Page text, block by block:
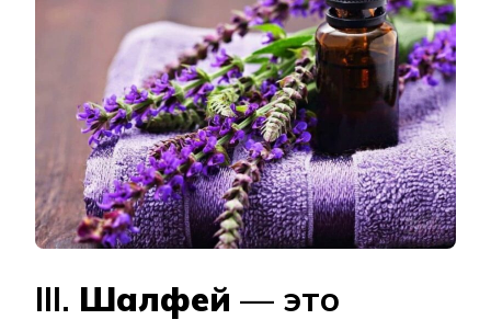
III. Шалфей — это